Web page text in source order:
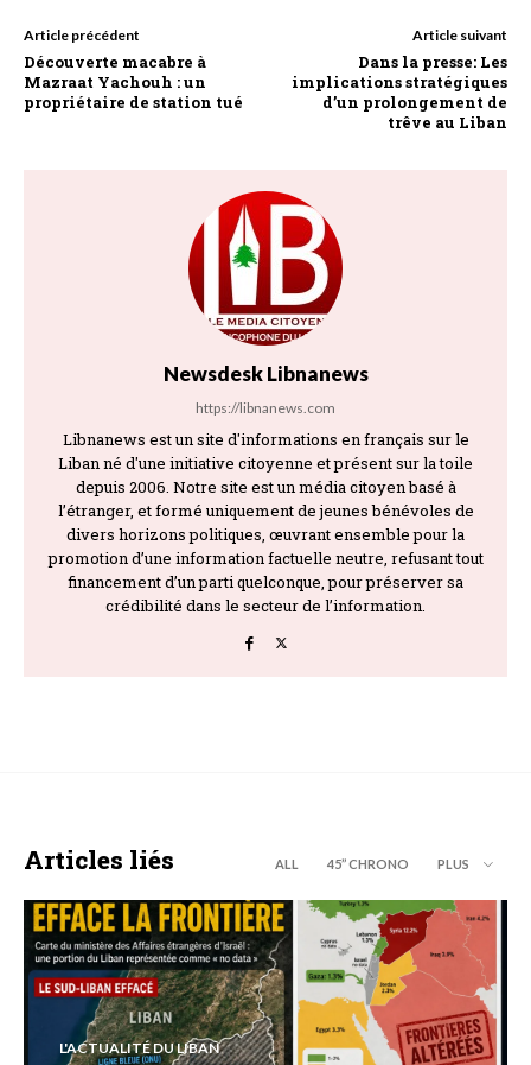
Article précédent
Découverte macabre à
Mazraat Yachouh : un
propriétaire de station tué
Article suivant
Dans la presse: Les
implications stratégiques
d’un prolongement de
trêve au Liban
Newsdesk Libnanews
https://libnanews.com
Libnanews est un site d'informations en français sur le
Liban né d'une initiative citoyenne et présent sur la toile
depuis 2006. Notre site est un média citoyen basé à
l’étranger, et formé uniquement de jeunes bénévoles de
divers horizons politiques, œuvrant ensemble pour la
promotion d’une information factuelle neutre, refusant tout
financement d’un parti quelconque, pour préserver sa
crédibilité dans le secteur de l’information.
Articles liés ALL 45’’ CHRONO PLUS
L'ACTUALITÉ DU LIBAN